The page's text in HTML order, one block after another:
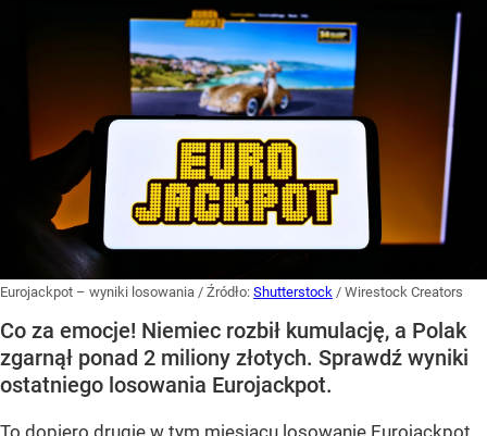
Eurojackpot – wyniki losowania / Źródło: Shutterstock / Wirestock Creators
Co za emocje! Niemiec rozbił kumulację, a Polak
zgarnął ponad 2 miliony złotych. Sprawdź wyniki
ostatniego losowania Eurojackpot.
To dopiero drugie w tym miesiącu losowanie Eurojackpot